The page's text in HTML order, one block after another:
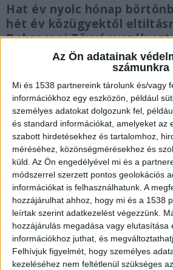
Az Ön adatainak
számunkra
Mi és 1538 partnereink tárolunk és/vagy
információkhoz egy eszközön, például
személyes adatokat dolgozunk fel,
és standard információkat, amelyeket az
szabott hirdetésekhez és tartalomhoz,
méréséhez, közönségmérésekhez és
küld. Az Ön engedélyével mi és a
módszerrel szerzett pontos geolokációs
információkat is felhasználhatunk. A
hozzájárulhat ahhoz, hogy mi és a 1538
leírtak szerint adatkezelést végezzünk.
hozzájárulás megadása vagy elutasítása
információkhoz juthat, és
Felhívjuk figyelmét, hogy személyes
kezeléséhez nem feltétlenül szükséges
Hat év nyolc hónap
hét év közügyektől
Debreceni Törvényszék
láncfűrésszel támadt
Debrecenben. A Debreceni
Főügyészség közleménye
feltételesen sem
Két napig ittak
Az ítélet szerint a
este az indulatos és agresszív
nagyobb mennyiségű alkoholt
barátjával, majd az italozást
folytatták. Kora délutánra